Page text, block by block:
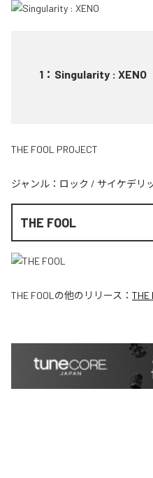
1 ： Singularity : XENO
THE FOOL PROJECT
ジャンル： ロック / サイケデリ
THE FOOL
THE FOOL の他のリリース： THE